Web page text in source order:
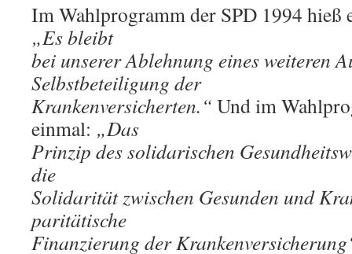
Im Wahlprogramm der SPD 1994 hieß
„Es bleibt
bei unserer Ablehnung eines weiteren
Selbstbeteiligung der
Krankenversicherten.“ Und im
einmal: „Das
Prinzip des solidarischen
die
Solidarität zwischen Gesunden und
paritätische
Finanzierung der